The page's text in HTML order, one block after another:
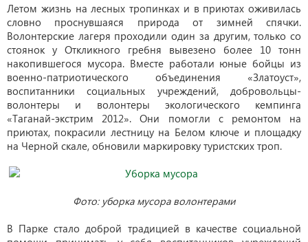
Летом жизнь на лесных тропинках и в приютах оживилась
словно проснувшаяся природа от зимней спячки.
Волонтерские лагеря проходили один за другим, только со
стоянок у Откликного гребня вывезено более 10 тонн
накопившегося мусора. Вместе работали юные бойцы из
военно-патриотического объединения «Златоуст»,
воспитанники социальных учреждений, добровольцы-
волонтеры и волонтеры экологического кемпинга
«Таганай-экстрим 2012». Они помогли с ремонтом на
приютах, покрасили лестницу на Белом ключе и площадку
на Черной скале, обновили маркировку туристских троп.
Фото: уборка мусора волонтерами
В Парке стало доброй традицией в качестве социальной